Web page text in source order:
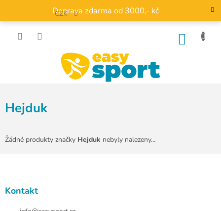
obsah
Doprava zdarma od 3000,- kč
CZK
Hejduk
Žádné produkty značky Hejduk nebyly nalezeny...
Kontakt